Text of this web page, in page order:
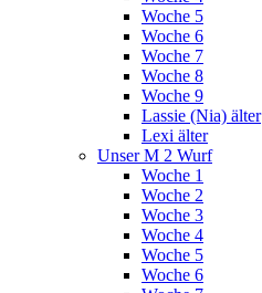
Woche 5
Woche 6
Woche 7
Woche 8
Woche 9
Lassie (Nia) älter
Lexi älter
Unser M 2 Wurf
Woche 1
Woche 2
Woche 3
Woche 4
Woche 5
Woche 6